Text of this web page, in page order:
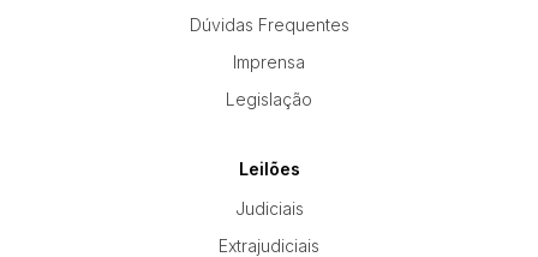
Dúvidas Frequentes
Imprensa
Legislação
Leilões
Judiciais
Extrajudiciais